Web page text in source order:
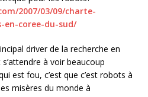
2007/03/09/charte-
coree-du-sud/
driver de la recherche en
à voir beaucoup
est fou, c’est que c’est robots à
misères du monde à